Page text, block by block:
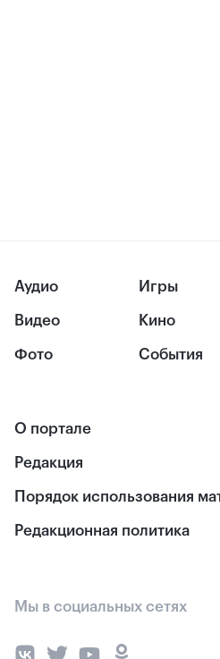
Аудио
Видео
Фото
Игры
Кино
События
О портале
Редакция
Порядок использования
Редакционная политика
Мы в социальных сетях